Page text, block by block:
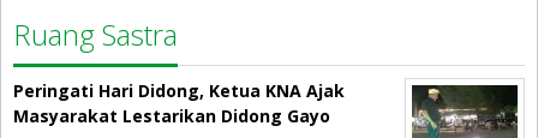
Ruang Sastra
Peringati Hari Didong, Ketua KNA Ajak
Masyarakat Lestarikan Didong Gayo